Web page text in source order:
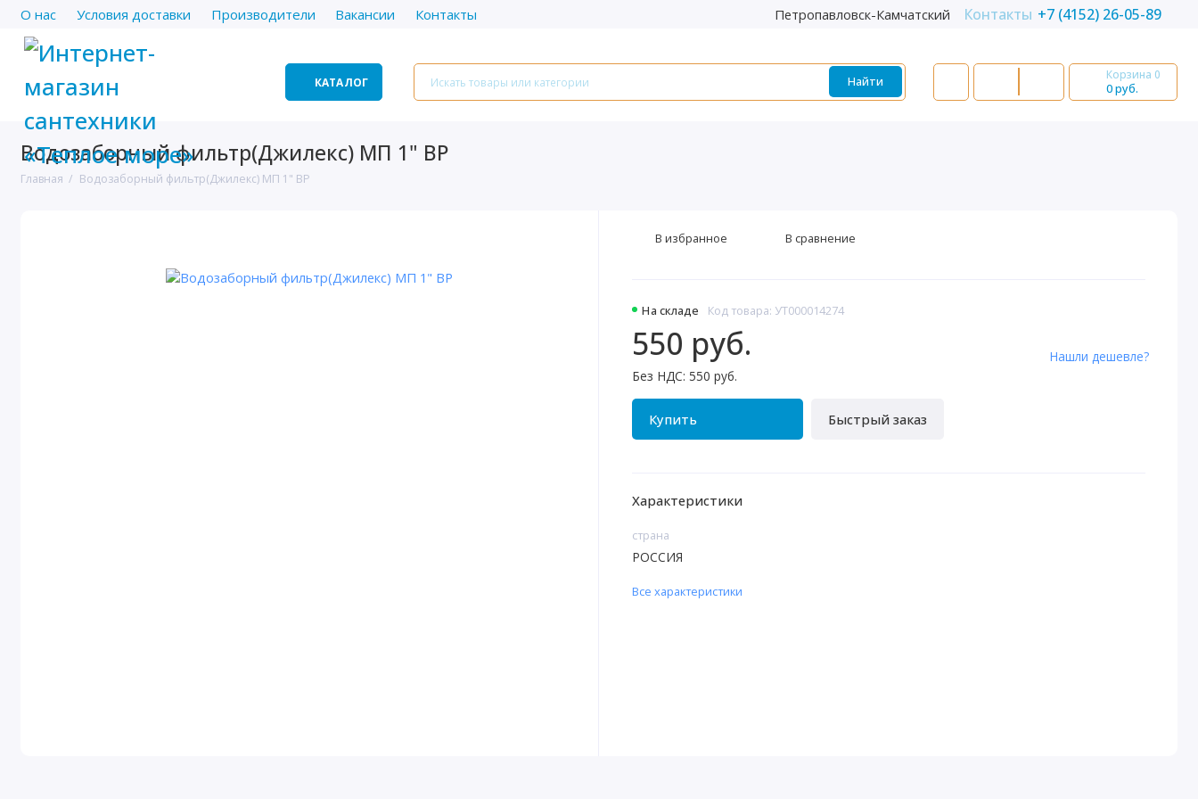
О нас Условия доставки Производители Вакансии Контакты Петропавловск-Камчатский Контакты +7 (4152) 26-05-89
КАТАЛОГ Найти Корзина 0
0 руб.
Водозаборный фильтр(Джилекс) МП 1" ВР
Главная Водозаборный фильтр(Джилекс) МП 1" ВР
На складе Код товара: УТ000014274
550 руб.
Без НДС: 550 руб.
Купить Быстрый заказ
Нашли дешевле?
В избранное В сравнение
Характеристики
страна
РОССИЯ
Все характеристики